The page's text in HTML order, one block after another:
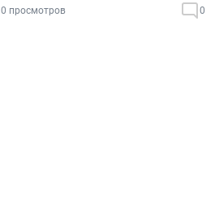
0 просмотров 0